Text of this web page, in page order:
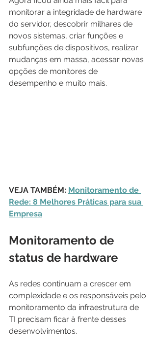
monitorar a integridade de hardware
do servidor, descobrir milhares de
novos sistemas, criar funções e
subfunções de dispositivos, realizar
mudanças em massa, acessar novas
opções de monitores de
desempenho e muito mais.
VEJA TAMBÉM: Monitoramento de
Rede: 8 Melhores Práticas para sua
Empresa
Monitoramento de
status de hardware
As redes continuam a crescer em
complexidade e os responsáveis ​​pelo
monitoramento da infraestrutura de
TI precisam ficar à frente desses
desenvolvimentos.